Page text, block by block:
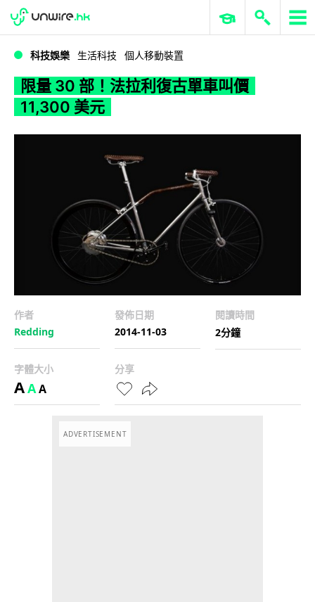
限量 30 部！法拉利復古單車叫價 11,300 美元
WWDC 2026 ERP 與商業 AI
科技娛樂 生活科技 個人移動裝置
限量 30 部！法拉利復古單車叫價
11,300 美元
作者
Redding
發佈日期
2014-11-03
閱讀時間
2分鐘
字體大小
AAA
分享
ADVERTISEMENT